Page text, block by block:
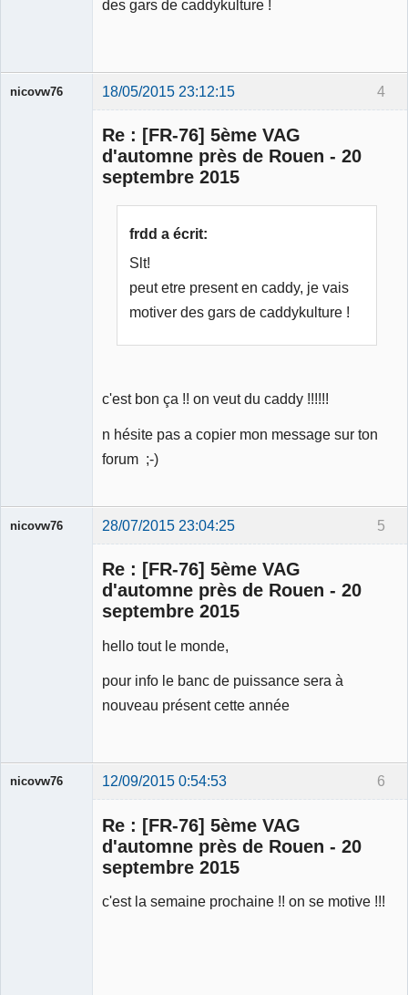
des gars de caddykulture !
4
nicovw76 18/05/2015 23:12:15
Re : [FR-76] 5ème VAG
d'automne près de Rouen - 20
septembre 2015
frdd a écrit:
Slt!
peut etre present en caddy, je vais
motiver des gars de caddykulture !
c'est bon ça !! on veut du caddy !!!!!!
n hésite pas a copier mon message sur ton
forum ;-)
5
nicovw76 28/07/2015 23:04:25
Re : [FR-76] 5ème VAG
d'automne près de Rouen - 20
septembre 2015
hello tout le monde,
pour info le banc de puissance sera à
nouveau présent cette année
6
nicovw76 12/09/2015 0:54:53
Re : [FR-76] 5ème VAG
d'automne près de Rouen - 20
septembre 2015
c'est la semaine prochaine !! on se motive !!!